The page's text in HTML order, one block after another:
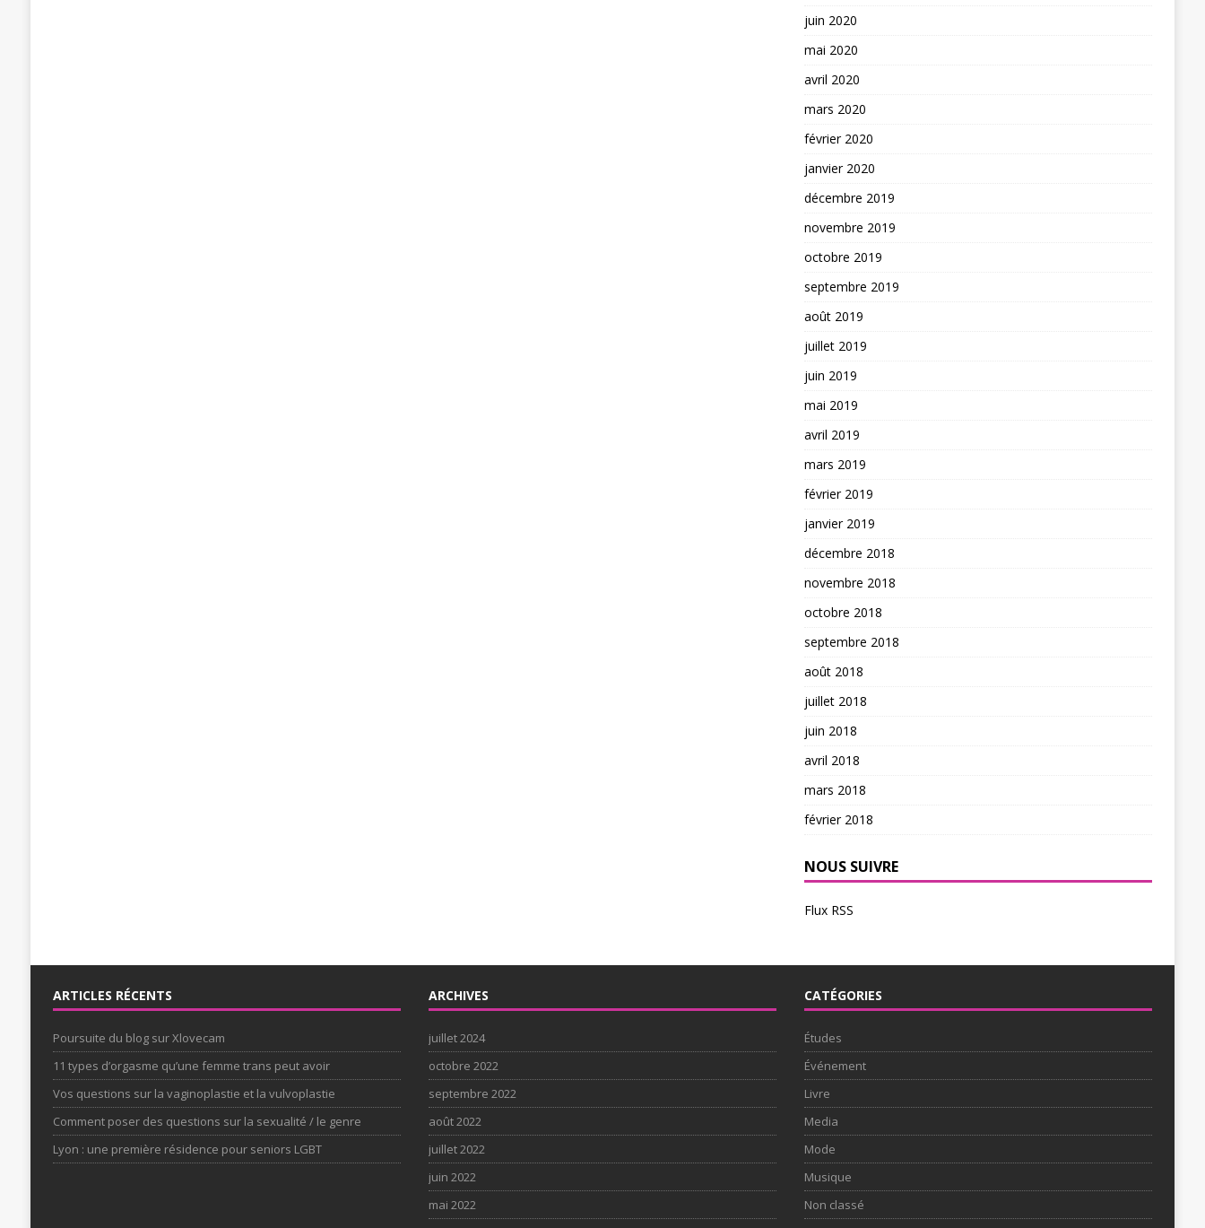
juin 2020
mai 2020
avril 2020
mars 2020
février 2020
janvier 2020
décembre 2019
novembre 2019
octobre 2019
septembre 2019
août 2019
juillet 2019
juin 2019
mai 2019
avril 2019
mars 2019
février 2019
janvier 2019
décembre 2018
novembre 2018
octobre 2018
septembre 2018
août 2018
juillet 2018
juin 2018
avril 2018
mars 2018
février 2018
NOUS SUIVRE
Flux RSS
ARTICLES RÉCENTS
Poursuite du blog sur Xlovecam
11 types d’orgasme qu’une femme trans peut avoir
Vos questions sur la vaginoplastie et la vulvoplastie
Comment poser des questions sur la sexualité / le genre
Lyon : une première résidence pour seniors LGBT
ARCHIVES
juillet 2024
octobre 2022
septembre 2022
août 2022
juillet 2022
juin 2022
mai 2022
CATÉGORIES
Études
Événement
Livre
Media
Mode
Musique
Non classé